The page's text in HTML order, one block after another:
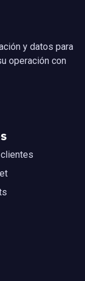
y datos para
operación con